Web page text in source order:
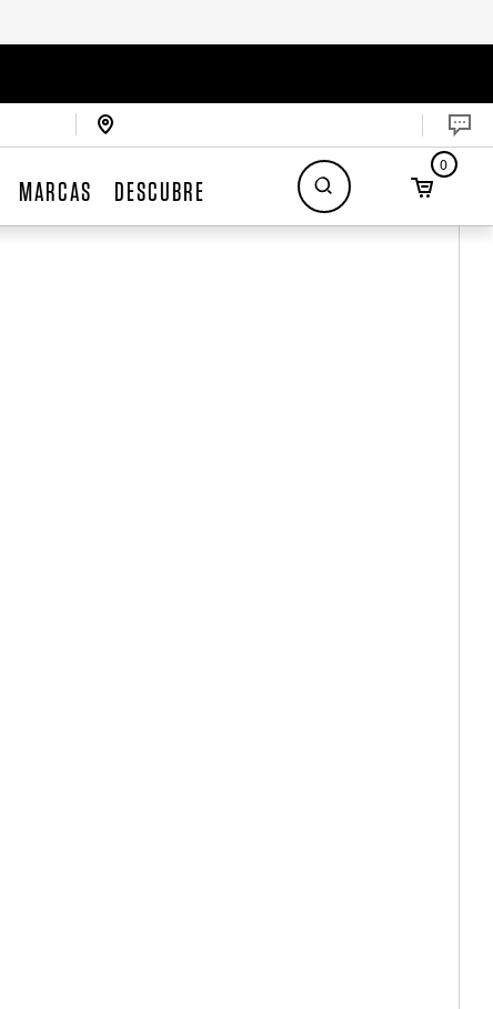
MARCAS DESCUBRE
0